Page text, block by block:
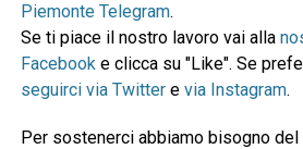
Piemonte Telegram.
Se ti piace il nostro lavoro vai alla
Facebooke clicca su "Like". Se
seguirci via Twittere via Instagram.
Per sostenerci abbiamo bisogno